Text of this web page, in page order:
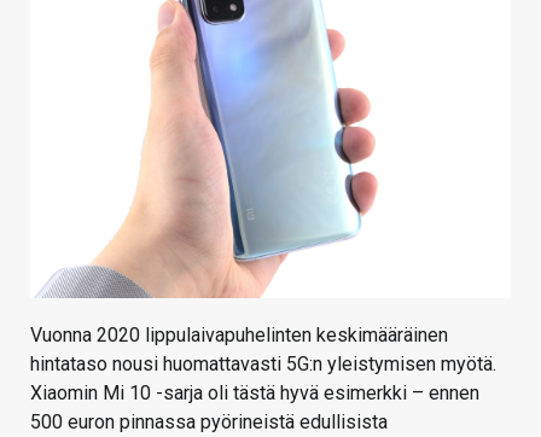
Vuonna 2020 lippulaivapuhelinten keskimääräinen
hintataso nousi huomattavasti 5G:n yleistymisen myötä.
Xiaomin Mi 10 -sarja oli tästä hyvä esimerkki – ennen
500 euron pinnassa pyörineistä edullisista